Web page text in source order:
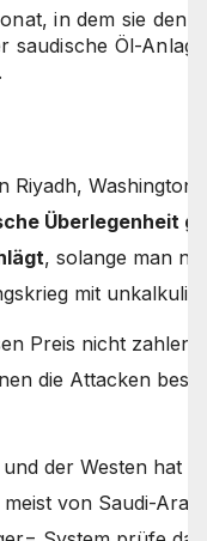
in dem sie den
saudische Öl-
Riyadh,
Überlegenheit
, solange man
mit
Preis nicht zahlen
die Attacken
der Westen hat
von Saudi-